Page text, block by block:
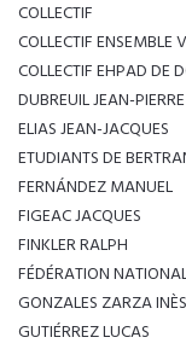
COLLECTIF
COLLECTIF ENSEMBLE
COLLECTIF EHPAD DE
DUBREUIL JEAN-PIERRE
ELIAS JEAN-JACQUES
ETUDIANTS DE
FERNÁNDEZ MANUEL
FIGEAC JACQUES
FINKLER RALPH
FÉDÉRATION
GONZALES ZARZA INÈS
GUTIÉRREZ LUCAS